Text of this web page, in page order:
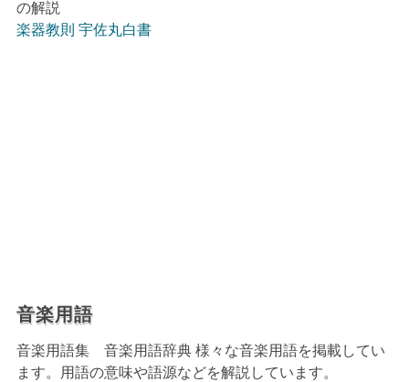
の解説
楽器教則 宇佐丸白書
音楽用語
音楽用語集 音楽用語辞典 様々な音楽用語を掲載してい
ます。用語の意味や語源などを解説しています。